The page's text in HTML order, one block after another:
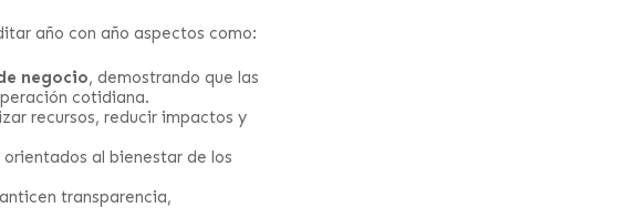
año con año aspectos como:
negocio, demostrando que las
cotidiana.
recursos, reducir impactos y
al bienestar de los
transparencia,